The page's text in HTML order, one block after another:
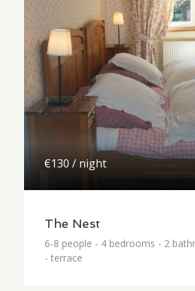
€130 / night
The Nest
6-8 people - 4 bedrooms - 2
- terrace